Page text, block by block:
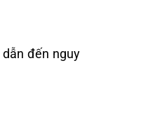
đến nguy